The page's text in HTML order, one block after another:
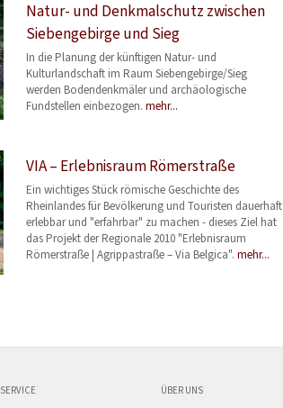
Natur- und Denkmalschutz zwischen
Siebengebirge und Sieg
In die Planung der künftigen Natur- und
Kulturlandschaft im Raum Siebengebirge/Sieg
werden Bodendenkmäler und archäologische
Fundstellen einbezogen. mehr...
VIA – Erlebnisraum Römerstraße
Ein wichtiges Stück römische Geschichte des
Rheinlandes für Bevölkerung und Touristen dauerhaft
erlebbar und "erfahrbar" zu machen - dieses Ziel hat
das Projekt der Regionale 2010 "Erlebnisraum
Römerstraße | Agrippastraße – Via Belgica". mehr...
SERVICE
ÜBER UNS